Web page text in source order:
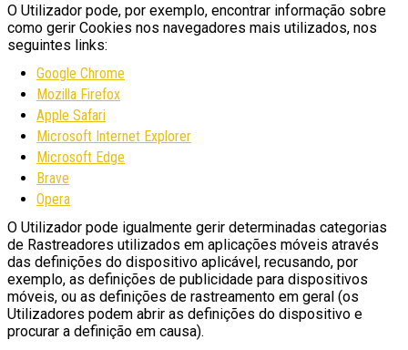
O Utilizador pode, por exemplo, encontrar informação sobre
como gerir Cookies nos navegadores mais utilizados, nos
seguintes links:
Google Chrome
Mozilla Firefox
Apple Safari
Microsoft Internet Explorer
Microsoft Edge
Brave
Opera
O Utilizador pode igualmente gerir determinadas categorias
de Rastreadores utilizados em aplicações móveis através
das definições do dispositivo aplicável, recusando, por
exemplo, as definições de publicidade para dispositivos
móveis, ou as definições de rastreamento em geral (os
Utilizadores podem abrir as definições do dispositivo e
procurar a definição em causa).